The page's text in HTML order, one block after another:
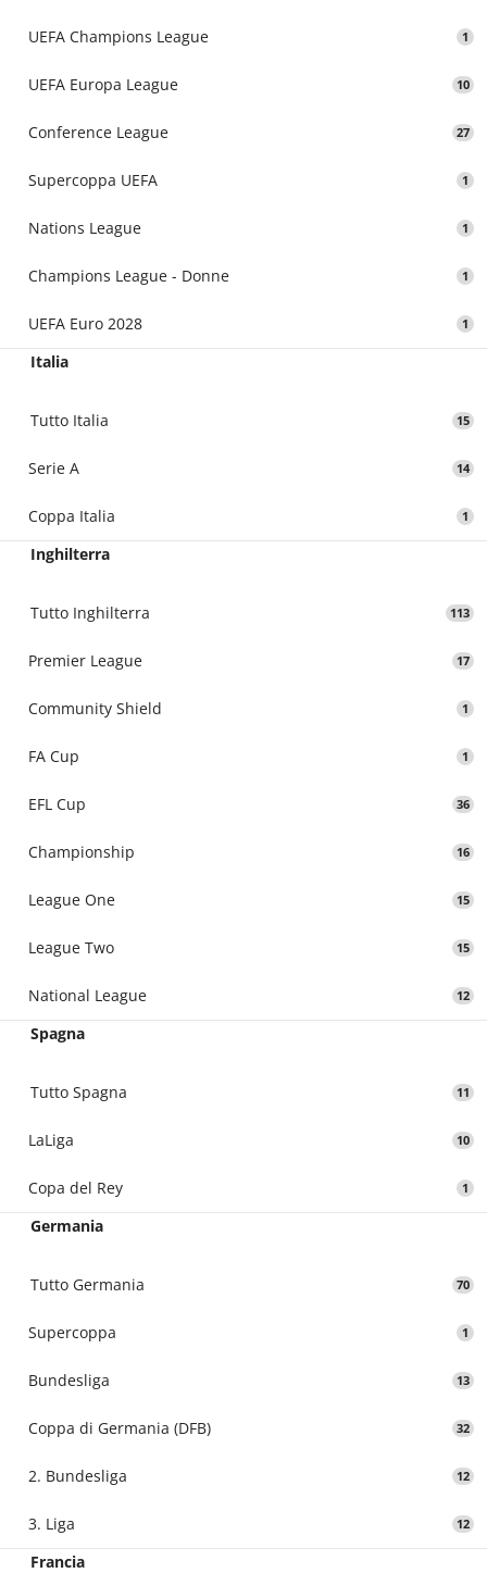
UEFA Champions League 1
UEFA Europa League 10
Conference League 27
Supercoppa UEFA 1
Nations League 1
Champions League - Donne 1
UEFA Euro 2028 1
Italia
Tutto Italia 15
Serie A 14
Coppa Italia 1
Inghilterra
Tutto Inghilterra 113
Premier League 17
Community Shield 1
FA Cup 1
EFL Cup 36
Championship 16
League One 15
League Two 15
National League 12
Spagna
Tutto Spagna 11
LaLiga 10
Copa del Rey 1
Germania
Tutto Germania 70
Supercoppa 1
Bundesliga 13
Coppa di Germania (DFB) 32
2. Bundesliga 12
3. Liga 12
Francia